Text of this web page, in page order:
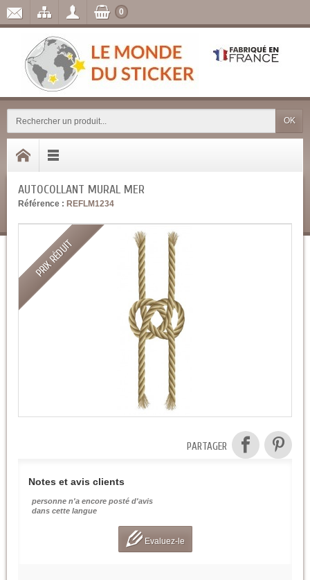
OK
0
AUTOCOLLANT MURAL MER
Référence : REFLM1234
PRIX RÉDUIT
PARTAGER
Notes et avis clients
personne n'a encore posté d'avis
dans cette langue
Evaluez-le